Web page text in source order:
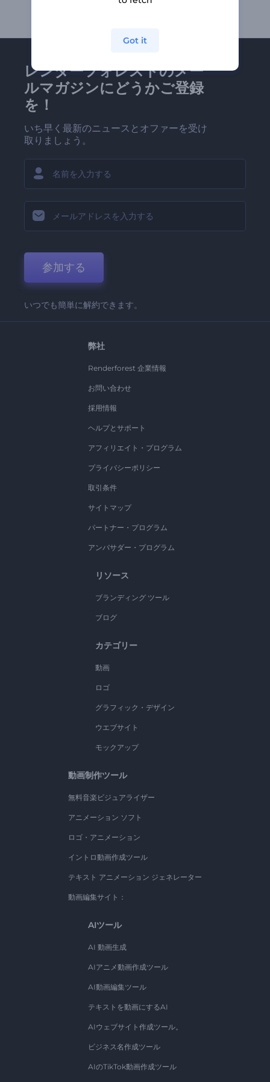
レンダーフォレストのメー
ルマガジンにどうかご登録
を！
いち早く最新のニュースとオファーを受け
取りましょう。
参加する
いつでも簡単に解約できます。
弊社
Renderforest 企業情報
お問い合わせ
採用情報
ヘルプとサポート
アフィリエイト・プログラム
プライバシーポリシー
取引条件
サイトマップ
パートナー・プログラム
アンバサダー・プログラム
リソース
ブランディング ツール
ブログ
カテゴリー
動画
ロゴ
グラフィック・デザイン
ウエブサイト
モックアップ
動画制作ツール
無料音楽ビジュアライザー
アニメーション ソフト
ロゴ・アニメーション
イントロ動画作成ツール
テキスト アニメーション ジェネレーター
動画編集サイト：
AIツール
AI 動画生成
AIアニメ動画作成ツール
AI動画編集ツール
テキストを動画にするAI
AIウェブサイト作成ツール。
ビジネス名作成ツール
AIのTikTok動画作成ツール
Got it